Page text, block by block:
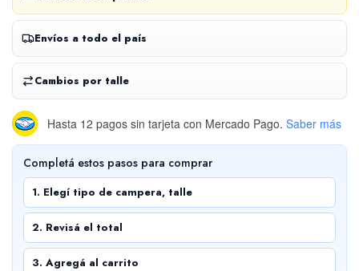
Envíos a todo el país
Cambios por talle
Hasta 12 pagos sin tarjeta con Mercado Pago. Saber más
Completá estos pasos para comprar
1. Elegí tipo de campera, talle
2. Revisá el total
3. Agregá al carrito